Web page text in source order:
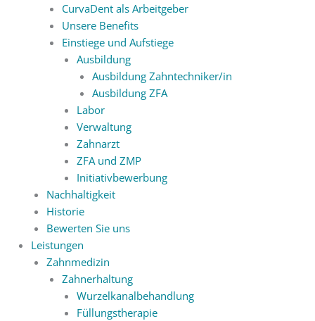
CurvaDent als Arbeitgeber
Unsere Benefits
Einstiege und Aufstiege
Ausbildung
Ausbildung Zahntechniker/in
Ausbildung ZFA
Labor
Verwaltung
Zahnarzt
ZFA und ZMP
Initiativbewerbung
Nachhaltigkeit
Historie
Bewerten Sie uns
Leistungen
Zahnmedizin
Zahnerhaltung
Wurzelkanalbehandlung
Füllungstherapie